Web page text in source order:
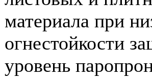
материала при
огнестойкости
уровень